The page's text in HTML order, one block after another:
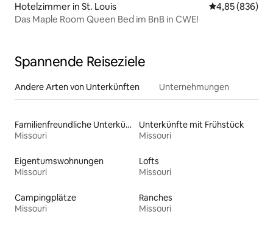
Hotelzimmer in St. Louis
4,85 (836)
Das Maple Room Queen Bed im BnB in CWE!
Spannende Reiseziele
Andere Arten von Unterkünften Unternehmungen
Familienfreundliche Unterkünfte
Missouri
Unterkünfte mit Frühstück
Missouri
Eigentumswohnungen
Missouri
Lofts
Missouri
Campingplätze
Missouri
Ranches
Missouri